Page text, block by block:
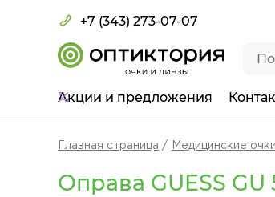
+7 (343) 273-07-07
Акции и предложения
Главная страница Медицинские очки
Оправа GUESS GU